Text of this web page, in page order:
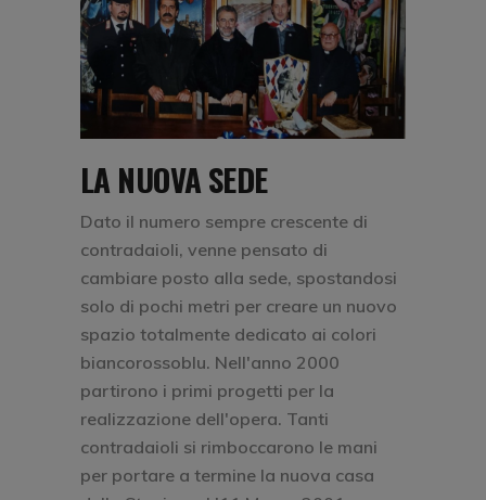
LA NUOVA SEDE
Dato il numero sempre crescente di
contradaioli, venne pensato di
cambiare posto alla sede, spostandosi
solo di pochi metri per creare un nuovo
spazio totalmente dedicato ai colori
biancorossoblu. Nell'anno 2000
partirono i primi progetti per la
realizzazione dell'opera. Tanti
contradaioli si rimboccarono le mani
per portare a termine la nuova casa